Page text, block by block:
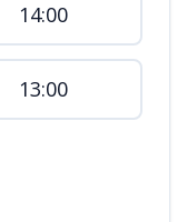
14:00
13:00